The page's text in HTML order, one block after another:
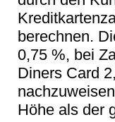
berechnen.
0,75 %, bei
Diners Card
Höhe als der